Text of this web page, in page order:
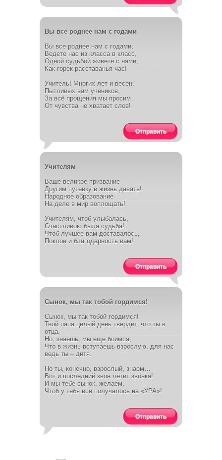
Вы все роднее нам с годами
Вы все роднее нам с годами,
Ведете нас из класса в класс,
Одной судьбой живете с нами,
Как горек расставанья час!
Учитель! Многих лет и весен,
Пытливых вам учеников,
За всё прощения мы просим…
От чувства не хватает слов!
Отправить
Учителям
Ваше великое призвание
Другим путевку в жизнь давать!
Народное образование
На деле в мир воплощать!
Учителям, чтоб улыбалась,
Счастливою была судьба!
Чтоб лучшее вам доставалось,
Поклон и благодарность вам!
Отправить
Сынок, мы так тобой гордимся!
Сынок, мы так тобой гордимся!
Твой папа целый день твердит, что ты в
отца.
Но, знаешь, мы еще боимся,
Что в жизнь вступаешь взрослую, для нас
ведь ты – дитя.
Но ты, конечно, взрослый, знаем…
Вот и последний звон летит звонка!
И мы тебе сынок, желаем,
Чтоб у тебя все получалось на «УРА»!
Отправить